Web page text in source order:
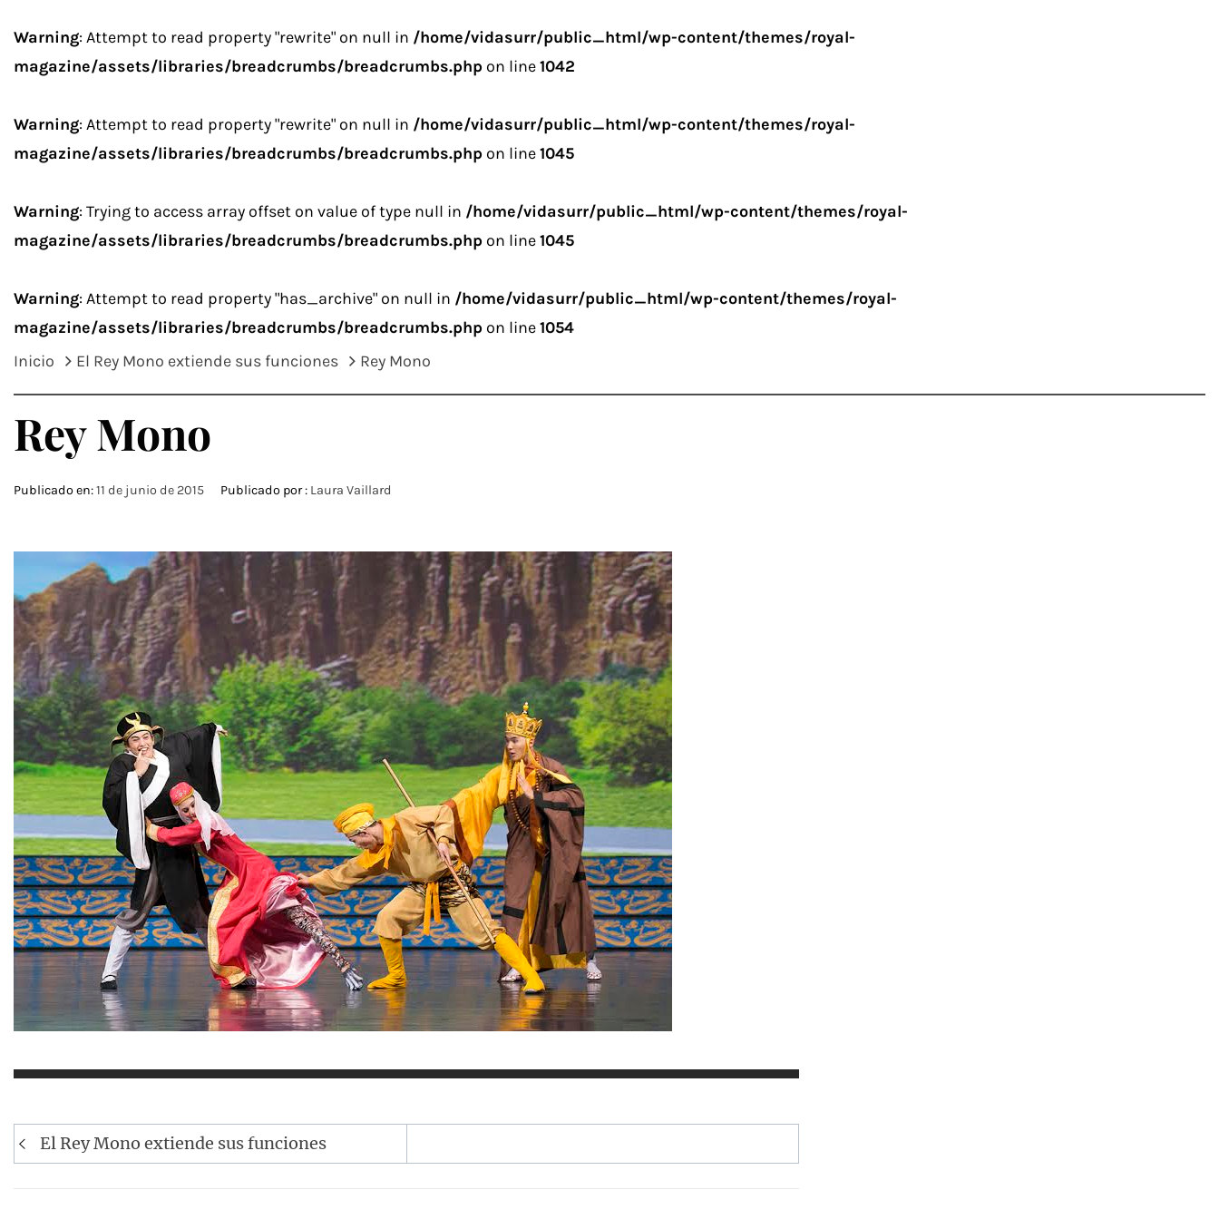
Warning: Attempt to read property "rewrite" on null in /home/vidasurr/public_html/wp-content/themes/royal-
magazine/assets/libraries/breadcrumbs/breadcrumbs.php on line1042
Warning: Attempt to read property "rewrite" on null in /home/vidasurr/public_html/wp-content/themes/royal-
magazine/assets/libraries/breadcrumbs/breadcrumbs.php on line1045
Warning: Trying to access array offset on value of type null in /home/vidasurr/public_html/wp-content/themes/royal-
magazine/assets/libraries/breadcrumbs/breadcrumbs.php on line1045
Warning: Attempt to read property "has_archive" on null in /home/vidasurr/public_html/wp-content/themes/royal-
magazine/assets/libraries/breadcrumbs/breadcrumbs.php on line1054
Inicio
El Rey Mono extiende sus funciones Rey Mono
Rey Mono
Publicado en:11 de junio de 2015 Publicado por : Laura Vaillard
Navegación
de
El Rey Mono extiende sus funciones